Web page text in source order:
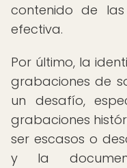
contenido de
efectiva.
Por último, la
grabaciones de
un desafío,
grabaciones
ser escasos o
y la